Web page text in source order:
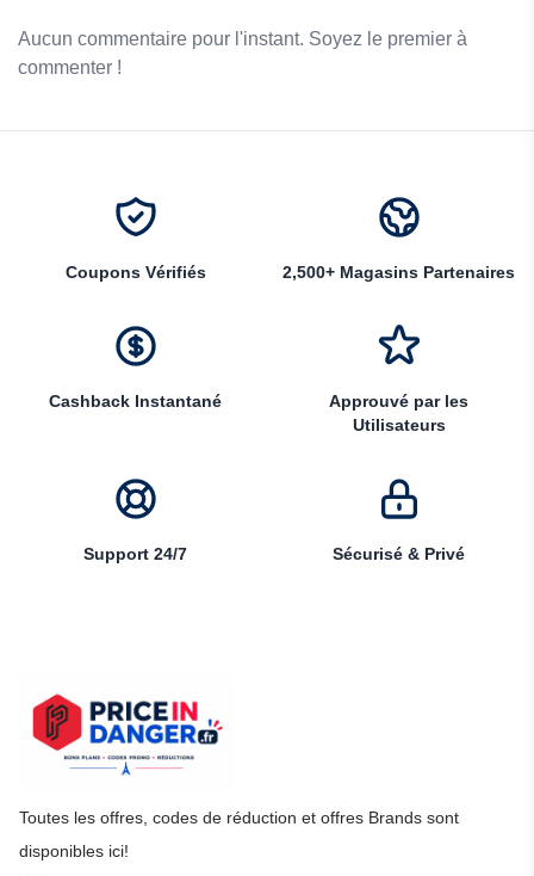
Aucun commentaire pour l'instant. Soyez le premier à
commenter !
Coupons Vérifiés 2,500+ Magasins Partenaires
Cashback Instantané
Approuvé par les
Utilisateurs
Support 24/7 Sécurisé & Privé
Toutes les offres, codes de réduction et offres Brands sont
disponibles ici!